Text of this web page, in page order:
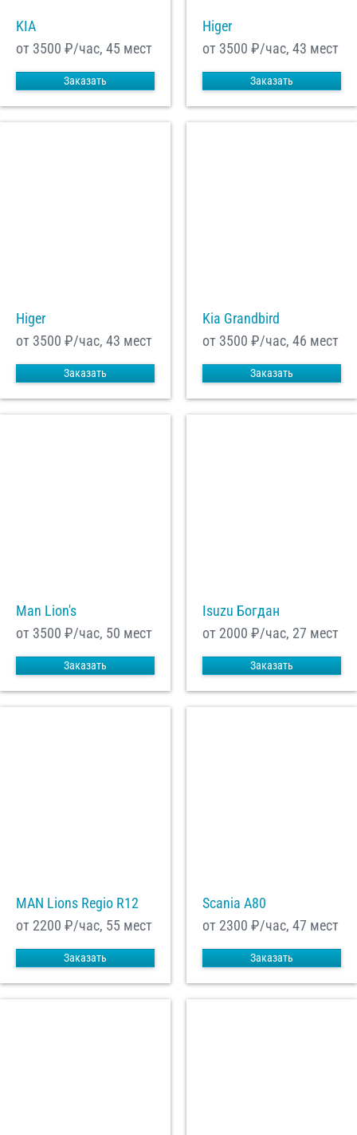
KIA
от 3500 ₽/час, 45 мест
Заказать
Higer
от 3500 ₽/час, 43 мест
Заказать
Higer
от 3500 ₽/час, 43 мест
Заказать
Kia Grandbird
от 3500 ₽/час, 46 мест
Заказать
Man Lion's
от 3500 ₽/час, 50 мест
Заказать
Isuzu Богдан
от 2000 ₽/час, 27 мест
Заказать
MAN Lions Regio R12
от 2200 ₽/час, 55 мест
Заказать
Scania A80
от 2300 ₽/час, 47 мест
Заказать